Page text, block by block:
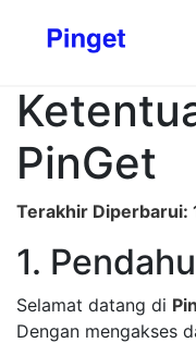
PinGet
Terakhir Diperbarui:
1.
Selamat datang di
Dengan mengakses